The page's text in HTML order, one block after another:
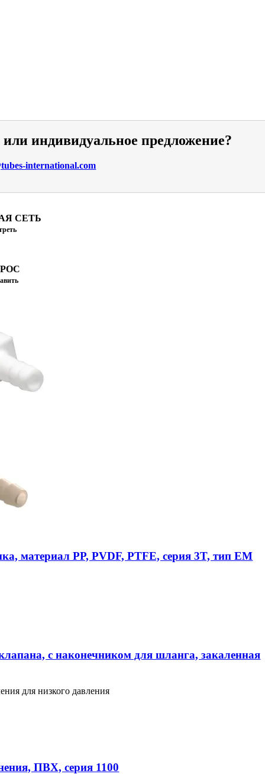
индивидуальное предложение?
international.com
СЕТЬ
материал PP, PVDF, PTFE, серия 3T, тип EM
с наконечником для шланга, закаленная
для низкого давления
ПВХ, серия 1100